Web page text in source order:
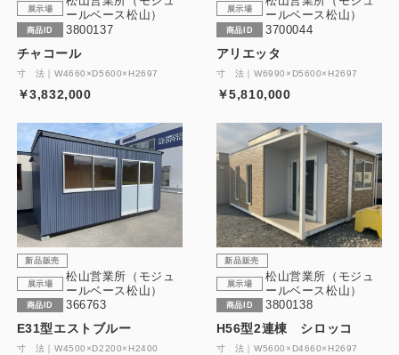
展示場
ールベース松山）
商品ID 3800137
チャコール
寸 法｜W4660×D5600×H2697
￥3,832,000
展示場
ールベース松山）
商品ID 3700044
アリエッタ
寸 法｜W6990×D5600×H2697
￥5,810,000
新品販売
展示場
松山営業所（モジュ
ールベース松山）
商品ID 366763
E31型エストブルー
寸 法｜W4500×D2200×H2400
新品販売
展示場
松山営業所（モジュ
ールベース松山）
商品ID 3800138
H56型2連棟 シロッコ
寸 法｜W5600×D4660×H2697